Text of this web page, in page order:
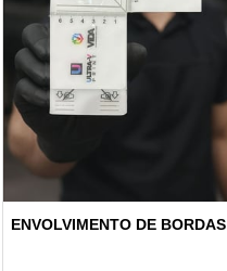
ENVOLVIMENTO DE BORDAS